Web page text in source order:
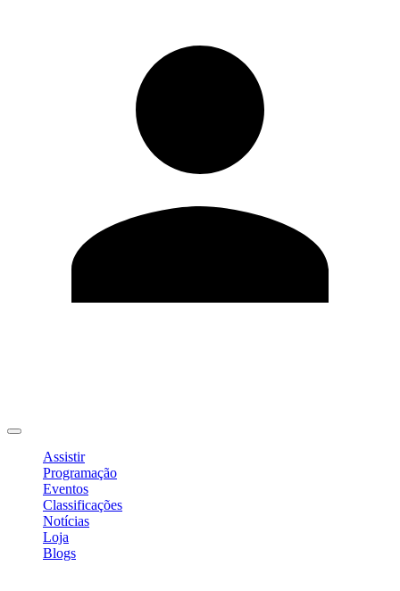
Assistir
Programação
Eventos
Classificações
Notícias
Loja
Blogs